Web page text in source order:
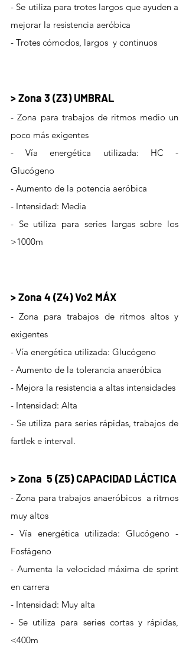
- Se utiliza para trotes largos que ayuden a
mejorar la resistencia aeróbica
- Trotes cómodos, largos  y continuos
> Zona 3 (Z3) UMBRAL
- Zona para trabajos de ritmos medio un
poco más exigentes
- Vía energética utilizada: HC -
Glucógeno
- Aumento de la potencia aeróbica
- Intensidad: Media
- Se utiliza para series largas sobre los
>1000m
> Zona 4 (Z4) Vo2 MÁX
- Zona para trabajos de ritmos altos y
exigentes
- Vía energética utilizada: Glucógeno
- Aumento de la tolerancia anaeróbica
- Mejora la resistencia a altas intensidades
- Intensidad: Alta
- Se utiliza para series rápidas, trabajos de
fartlek e interval.
> Zona  5 (Z5) CAPACIDAD LÁCTICA
- Zona para trabajos anaeróbicos  a ritmos
muy altos
- Vía energética utilizada: Glucógeno -
Fosfágeno
- Aumenta la velocidad máxima de sprint
en carrera
- Intensidad: Muy alta
- Se utiliza para series cortas y rápidas,
<400m